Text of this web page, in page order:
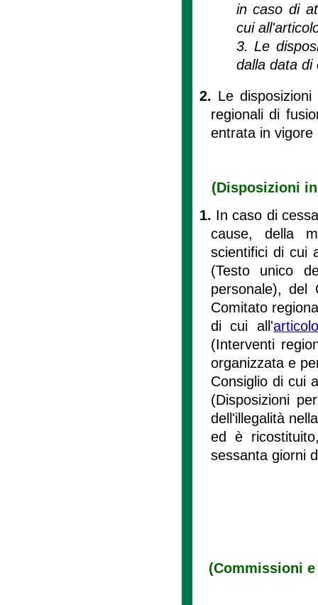
in caso di
cui
3. Le
dalla data di
2. Le
regionali di
entrata in vigore
(Disposizioni
1. In caso di
cause, della
scientifici di cui
(Testo unico
personale), del
Comitato
di cui all'
(Interventi
organizzata e
Consiglio di cui
(Disposizioni
dell'illegalità
ed è
sessanta giorni
(Commissioni